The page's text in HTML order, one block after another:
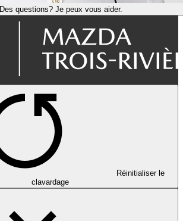
Des questions? Je peux vous aider.
Réinitialiser le
clavardage